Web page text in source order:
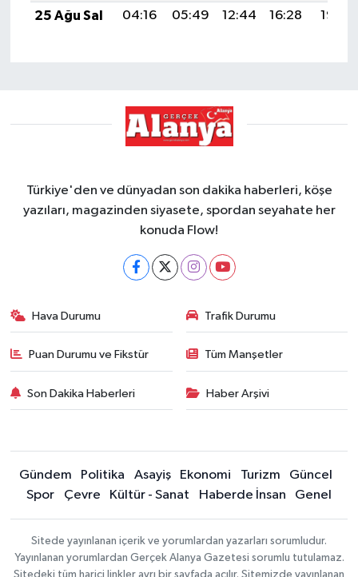
25 Ağu Sal
04:16 05:49 12:44 16:28 19:28
Türkiye'den ve dünyadan son dakika haberleri, köşe
yazıları, magazinden siyasete, spordan seyahate her
konuda Flow!
Hava Durumu Trafik Durumu
Puan Durumu ve Fikstür Tüm Manşetler
Son Dakika Haberleri Haber Arşivi
Gündem Politika Asayiş Ekonomi Turizm
Güncel
Spor
Çevre Kültür - Sanat Haberde İnsan Genel
Sitede yayınlanan içerik ve yorumlardan yazarları sorumludur.
Yayınlanan yorumlardan Gerçek Alanya Gazetesi sorumlu tutulamaz.
Sitedeki tüm harici linkler ayrı bir sayfada açılır. Sitemizde yayınlanan